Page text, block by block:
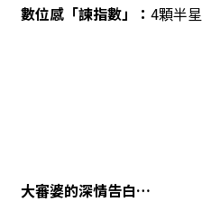
數位感「諫指數」： 4顆半星
大審婆的深情告白…